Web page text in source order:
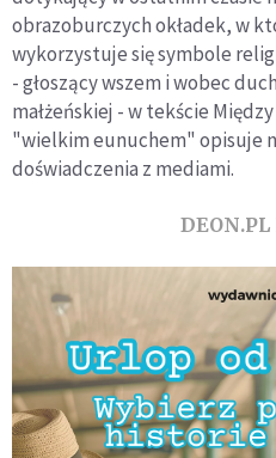
obrazoburczych okładek, w
wykorzystuje się symbole
- głoszący wszem i wobec
małżeńskiej - w tekście
"wielkim eunuchem" opisuje
doświadczenia z mediami.
DEON.PL